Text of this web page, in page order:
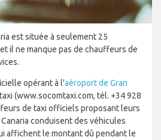
est située à seulement 25
il ne manque pas de chauffeurs de
opérant à l'aéroport de Gran
(www.socomtaxi.com, tél. +34 928
de taxi officiels proposant leurs
conduisent des véhicules
affichent le montant dû pendant le